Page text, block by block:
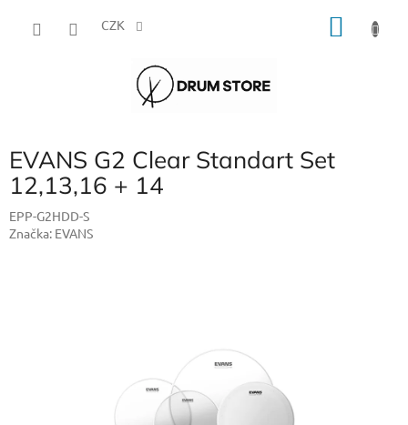
CZK
EVANS G2 Clear Standart Set
12,13,16 + 14
EPP-G2HDD-S
Značka: EVANS